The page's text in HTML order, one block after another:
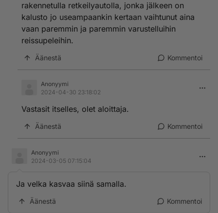
rakennetulla retkeilyautolla, jonka jälkeen on
kalusto jo useampaankin kertaan vaihtunut aina
vaan paremmin ja paremmin varustelluihin
reissupeleihin.
Äänestä Kommentoi
Anonyymi
2024-04-30 23:18:02
Vastasit itselles, olet aloittaja.
Äänestä Kommentoi
Anonyymi
2024-03-05 07:15:04
Ja velka kasvaa siinä samalla.
Äänestä Kommentoi